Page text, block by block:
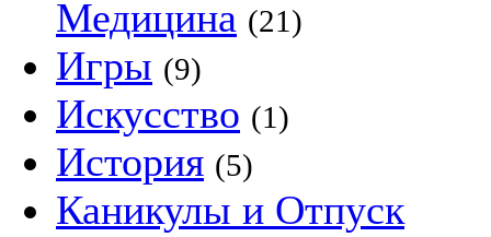
Медицина (21)
Игры (9)
Искусство (1)
История (5)
Каникулы и Отпуск